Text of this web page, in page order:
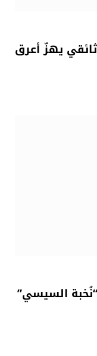
يهزّ أعرق
“نُخبة السيسي”